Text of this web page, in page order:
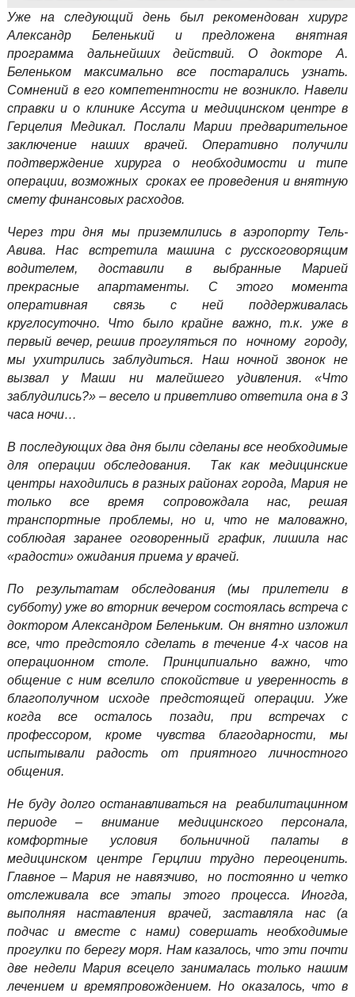
Уже на следующий день был рекомендован хирург
Александр Беленький и предложена внятная
программа дальнейших действий. О докторе А.
Беленьком максимально все постарались узнать.
Сомнений в его компетентности не возникло. Навели
справки и о клинике Ассута и медицинском центре в
Герцелия Медикал. Послали Марии предварительное
заключение наших врачей. Оперативно получили
подтверждение хирурга о необходимости и типе
операции, возможных сроках ее проведения и внятную
смету финансовых расходов.
Через три дня мы приземлились в аэропорту Тель-
Авива. Нас встретила машина с русскоговорящим
водителем, доставили в выбранные Марией
прекрасные апартаменты. С этого момента
оперативная связь с ней поддерживалась
круглосуточно. Что было крайне важно, т.к. уже в
первый вечер, решив прогуляться по ночному городу,
мы ухитрились заблудиться. Наш ночной звонок не
вызвал у Маши ни малейшего удивления. «Что
заблудились?» – весело и приветливо ответила она в 3
часа ночи…
В последующих два дня были сделаны все необходимые
для операции обследования. Так как медицинские
центры находились в разных районах города, Мария не
только все время сопровождала нас, решая
транспортные проблемы, но и, что не маловажно,
соблюдая заранее оговоренный график, лишила нас
«радости» ожидания приема у врачей.
По результатам обследования (мы прилетели в
субботу) уже во вторник вечером состоялась встреча с
доктором Александром Беленьким. Он внятно изложил
все, что предстояло сделать в течение 4-х часов на
операционном столе. Принципиально важно, что
общение с ним вселило спокойствие и уверенность в
благополучном исходе предстоящей операции. Уже
когда все осталось позади, при встречах с
профессором, кроме чувства благодарности, мы
испытывали радость от приятного личностного
общения.
Не буду долго останавливаться на реабилитацинном
периоде – внимание медицинского персонала,
комфортные условия больничной палаты в
медицинском центре Герцлии трудно переоценить.
Главное – Мария не навязчиво, но постоянно и четко
отслеживала все этапы этого процесса. Иногда,
выполняя наставления врачей, заставляла нас (а
подчас и вместе с нами) совершать необходимые
прогулки по берегу моря. Нам казалось, что эти почти
две недели Мария всецело занималась только нашим
лечением и времяпровождением. Но оказалось, что в